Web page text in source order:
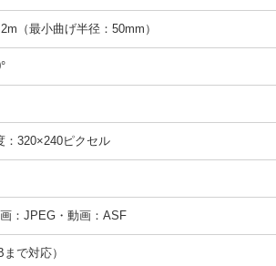
（最小曲げ半径：50mm）
：320×240ピクセル
：JPEG・動画：ASF
で対応）